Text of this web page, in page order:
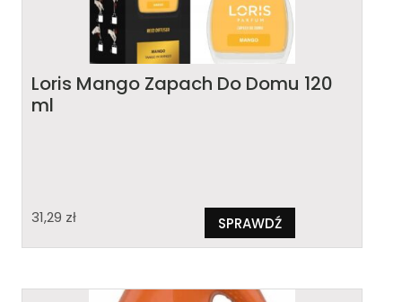
Loris Mango Zapach Do Domu 120
ml
31,29 zł SPRAWDŹ